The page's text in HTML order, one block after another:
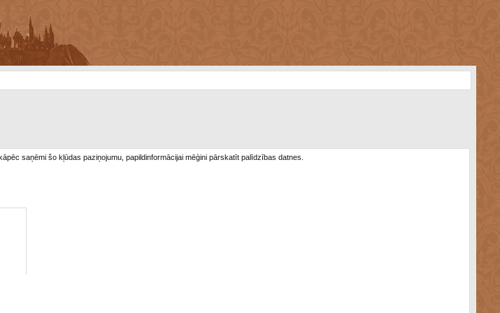
saņēmi šo kļūdas paziņojumu, papildinformācijai mēģini pārskatīt palīdzības datnes.